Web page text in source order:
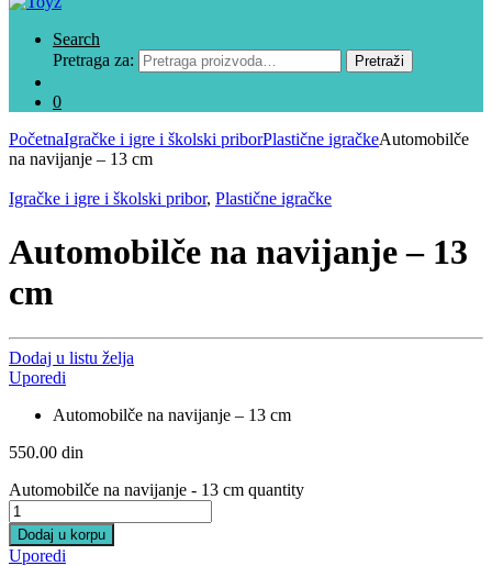
Search
Pretraga za:
Pretraži
0
PočetnaIgračke i igre i školski priborPlastične igračkeAutomobilče
na navijanje – 13 cm
Igračke i igre i školski pribor, Plastične igračke
Automobilče na navijanje – 13
cm
Dodaj u listu želja
Uporedi
Automobilče na navijanje – 13 cm
550.00 din
Automobilče na navijanje - 13 cm quantity
Dodaj u korpu
Uporedi